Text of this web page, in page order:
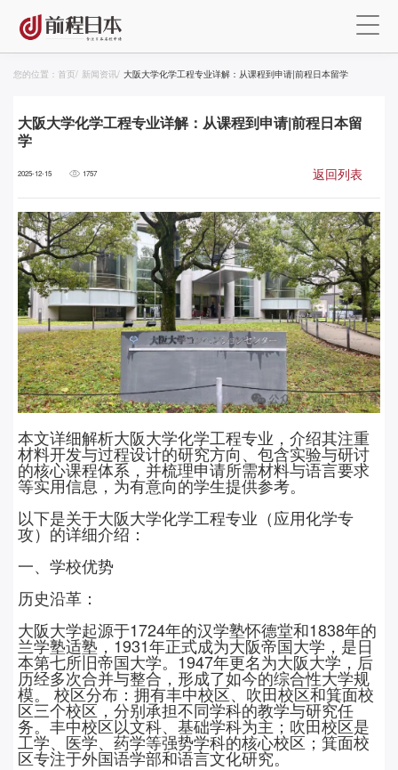
您的位置： 首页/ 新闻资讯/ 大阪大学化学工程专业详解：从课程到申请|前程日本留学
大阪大学化学工程专业详解：从课程到申请|前程日本留
学
2025-12-15 1757 返回列表
本文详细解析大阪大学化学工程专业，介绍其注重
材料开发与过程设计的研究方向、包含实验与研讨
的核心课程体系，并梳理申请所需材料与语言要求
等实用信息，为有意向的学生提供参考。
以下是关于大阪大学化学工程专业（应用化学专
攻）的详细介绍：
一、学校优势
历史沿革：
大阪大学起源于1724年的汉学塾怀德堂和1838年的
兰学塾适塾，1931年正式成为大阪帝国大学，是日
本第七所旧帝国大学。1947年更名为大阪大学，后
历经多次合并与整合，形成了如今的综合性大学规
模。 校区分布：拥有丰中校区、吹田校区和箕面校
区三个校区，分别承担不同学科的教学与研究任
务。丰中校区以文科、基础学科为主；吹田校区是
工学、医学、药学等强势学科的核心校区；箕面校
区专注于外国语学部和语言文化研究。